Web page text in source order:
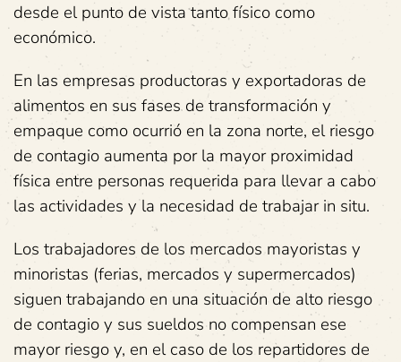
desde el punto de vista tanto físico como
económico.
En las empresas productoras y exportadoras de
alimentos en sus fases de transformación y
empaque como ocurrió en la zona norte, el riesgo
de contagio aumenta por la mayor proximidad
física entre personas requerida para llevar a cabo
las actividades y la necesidad de trabajar in situ.
Los trabajadores de los mercados mayoristas y
minoristas (ferias, mercados y supermercados)
siguen trabajando en una situación de alto riesgo
de contagio y sus sueldos no compensan ese
mayor riesgo y, en el caso de los repartidores de